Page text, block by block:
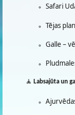
Safari
Tējas
Galle –
🧘 Labsajūta un